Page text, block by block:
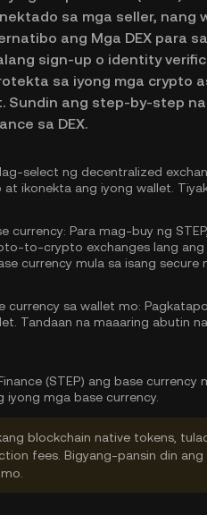
sa mga seller, nang
ang Mga DEX para
sign-up o identity
sa iyong mga crypto
Sundin ang step-by-step
sa DEX.
select ng decentralized
at ikonekta ang iyong wallet.
currency: Para mag-buy ng
to-crypto exchanges lang ang
currency mula sa isang secure
currency sa wallet mo:
Tandaan na maaaring abutin
(STEP) ang base currency
iyong mga base currency.
blockchain native tokens,
fees. Bigyang-pansin din